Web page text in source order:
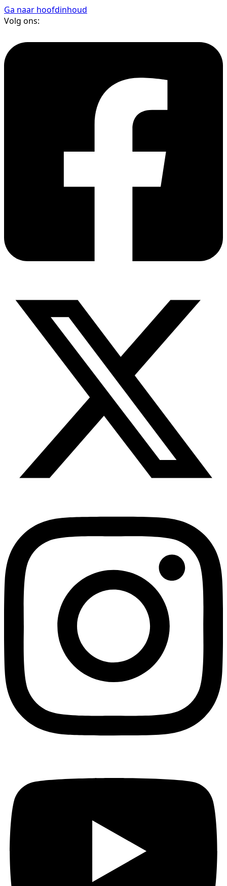
Ga naar hoofdinhoud
Volg ons: